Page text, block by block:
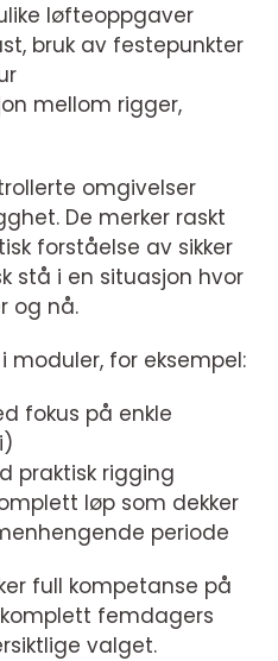
løfteoppgaver
bruk av festepunkter
mellom rigger,
omgivelser
De merker raskt
forståelse av sikker
stå i en situasjon hvor
og nå.
moduler, for eksempel:
fokus på enkle
praktisk rigging
løp som dekker
periode
full kompetanse på
femdagers
valget.